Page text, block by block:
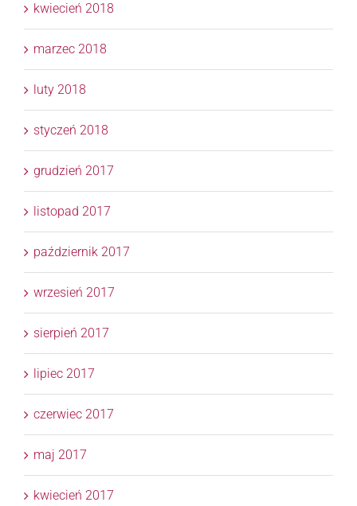
kwiecień 2018
marzec 2018
luty 2018
styczeń 2018
grudzień 2017
listopad 2017
październik 2017
wrzesień 2017
sierpień 2017
lipiec 2017
czerwiec 2017
maj 2017
kwiecień 2017